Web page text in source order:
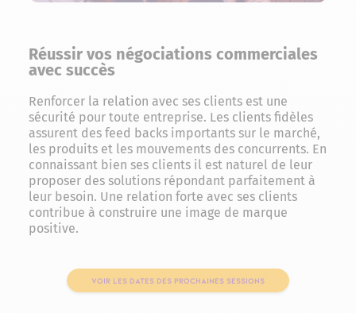
Réussir vos négociations commerciales
avec succès
Renforcer la relation avec ses clients est une
sécurité pour toute entreprise. Les clients fidèles
assurent des feed backs importants sur le marché,
les produits et les mouvements des concurrents. En
connaissant bien ses clients il est naturel de leur
proposer des solutions répondant parfaitement à
leur besoin. Une relation forte avec ses clients
contribue à construire une image de marque
positive.
VOIR LES DATES DES PROCHAINES SESSIONS